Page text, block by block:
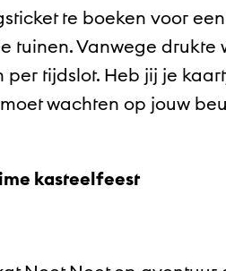
te boeken voor
tuinen. Vanwege drukte
tijdslot. Heb jij je
wachten op jouw
kasteelfeest